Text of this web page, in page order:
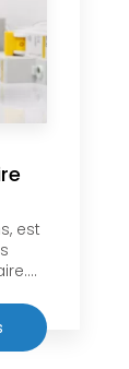
est